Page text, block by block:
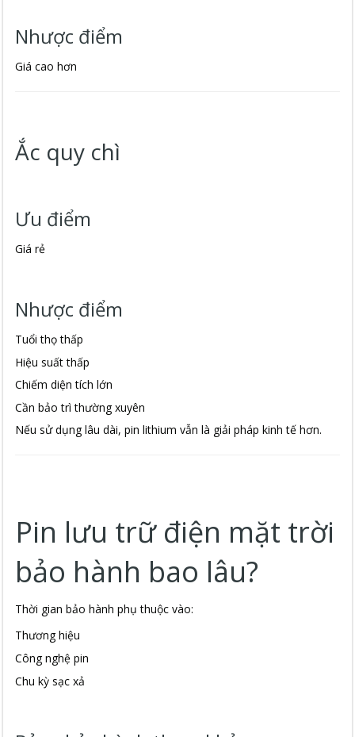
Nhược điểm
Giá cao hơn
Ắc quy chì
Ưu điểm
Giá rẻ
Nhược điểm
Tuổi thọ thấp
Hiệu suất thấp
Chiếm diện tích lớn
Cần bảo trì thường xuyên
Nếu sử dụng lâu dài, pin lithium vẫn là giải pháp kinh tế hơn.
Pin lưu trữ điện mặt trời
bảo hành bao lâu?
Thời gian bảo hành phụ thuộc vào:
Thương hiệu
Công nghệ pin
Chu kỳ sạc xả